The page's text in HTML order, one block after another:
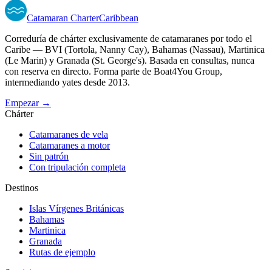
Catamaran CharterCaribbean
Correduría de chárter exclusivamente de catamaranes por todo el
Caribe — BVI (Tortola, Nanny Cay), Bahamas (Nassau), Martinica
(Le Marin) y Granada (St. George's). Basada en consultas, nunca
con reserva en directo. Forma parte de Boat4You Group,
intermediando yates desde 2013.
Empezar →
Chárter
Catamaranes de vela
Catamaranes a motor
Sin patrón
Con tripulación completa
Destinos
Islas Vírgenes Británicas
Bahamas
Martinica
Granada
Rutas de ejemplo